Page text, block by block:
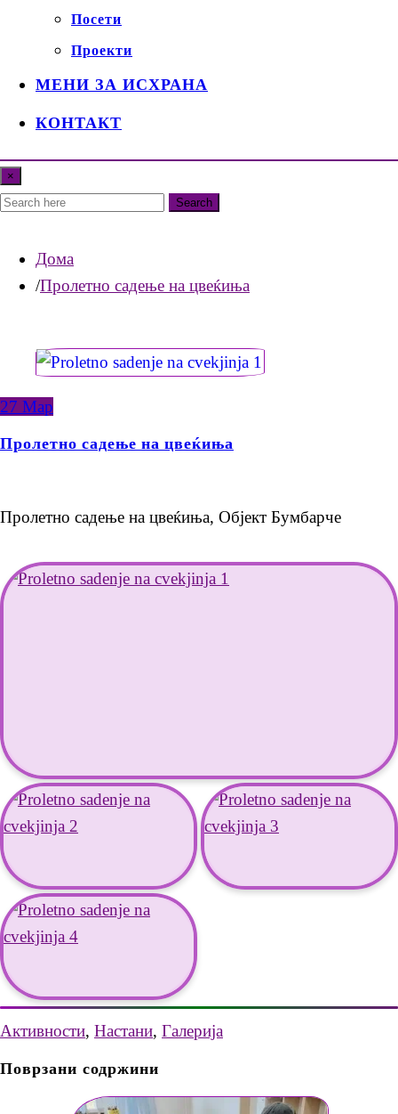
Посети
Проекти
МЕНИ ЗА ИСХРАНА
КОНТАКТ
×
Search
Дома
Пролетно садење на цвеќиња
27 Мар
Пролетно садење на цвеќиња
Пролетно садење на цвеќиња, Објект Бумбарче
Активности, Настани, Галерија
Поврзани содржини